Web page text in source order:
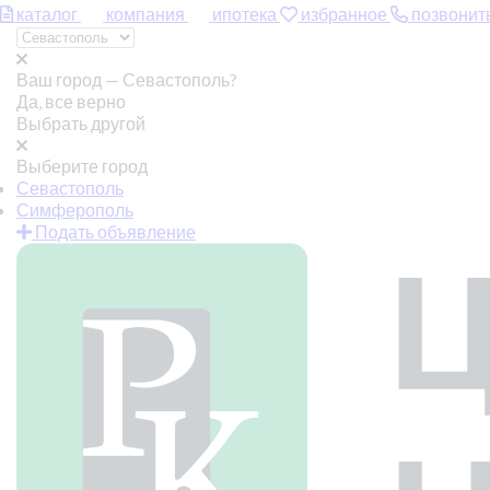
каталог компания ипотека избранное
Ваш город — Севастополь?
Да, все верно
Выбрать другой
Выберите город
Севастополь
Симферополь
Подать объявление